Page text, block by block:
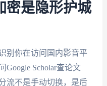
密是隐形护城
别你在访问国内影音平
Google Scholar查论文
流不是手动切换，是后